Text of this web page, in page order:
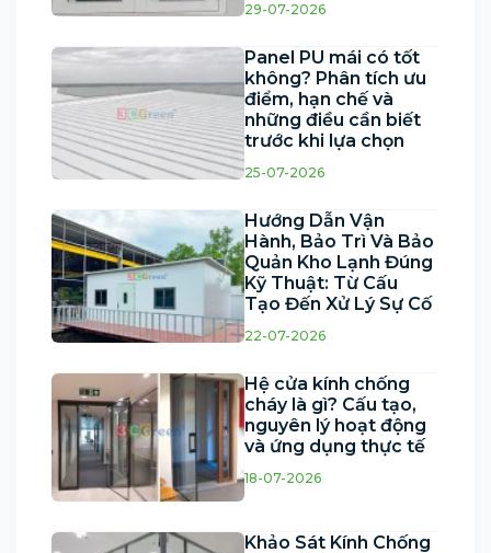
29-07-2026
Panel PU mái có tốt
không? Phân tích ưu
điểm, hạn chế và
những điều cần biết
trước khi lựa chọn
25-07-2026
Hướng Dẫn Vận
Hành, Bảo Trì Và Bảo
Quản Kho Lạnh Đúng
Kỹ Thuật: Từ Cấu
Tạo Đến Xử Lý Sự Cố
22-07-2026
Hệ cửa kính chống
cháy là gì? Cấu tạo,
nguyên lý hoạt động
và ứng dụng thực tế
18-07-2026
Khảo Sát Kính Chống